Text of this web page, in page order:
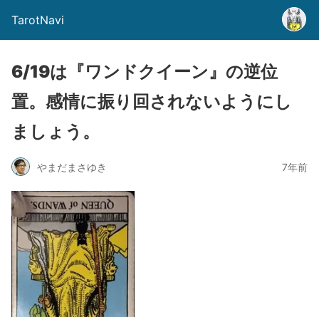
TarotNavi
6/19は『ワンドクイーン』の逆位
置。感情に振り回されないようにし
ましょう。
やまだまさゆき 7年前